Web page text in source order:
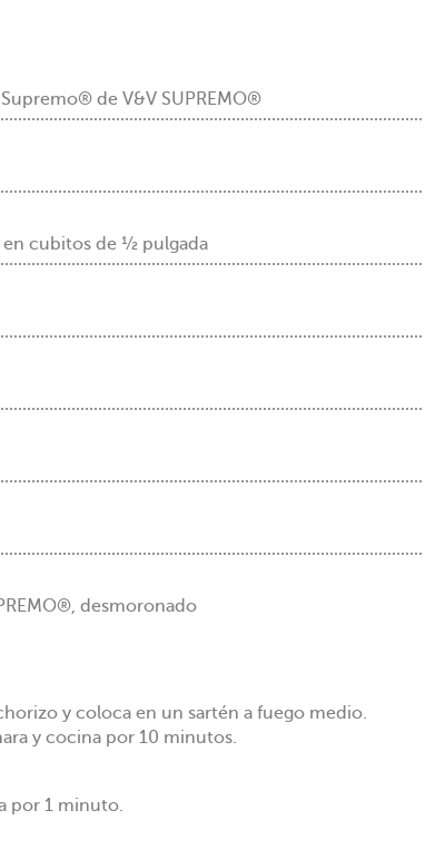
de V&V SUPREMO®
en cubitos de ½ pulgada
desmoronado
y coloca en un sartén a fuego medio.
y cocina por 10 minutos.
por 1 minuto.